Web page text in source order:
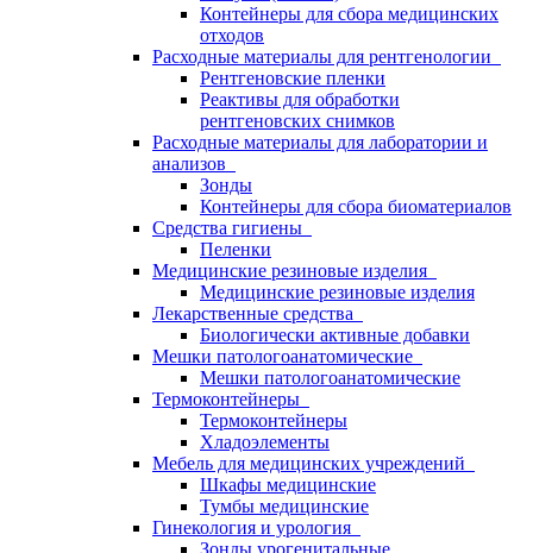
Контейнеры для сбора медицинских
отходов
Расходные материалы для рентгенологии
Рентгеновские пленки
Реактивы для обработки
рентгеновских снимков
Расходные материалы для лаборатории и
анализов
Зонды
Контейнеры для сбора биоматериалов
Средства гигиены
Пеленки
Медицинские резиновые изделия
Медицинские резиновые изделия
Лекарственные средства
Биологически активные добавки
Мешки патологоанатомические
Мешки патологоанатомические
Термоконтейнеры
Термоконтейнеры
Хладоэлементы
Мебель для медицинских учреждений
Шкафы медицинские
Тумбы медицинские
Гинекология и урология
Зонды урогенитальные